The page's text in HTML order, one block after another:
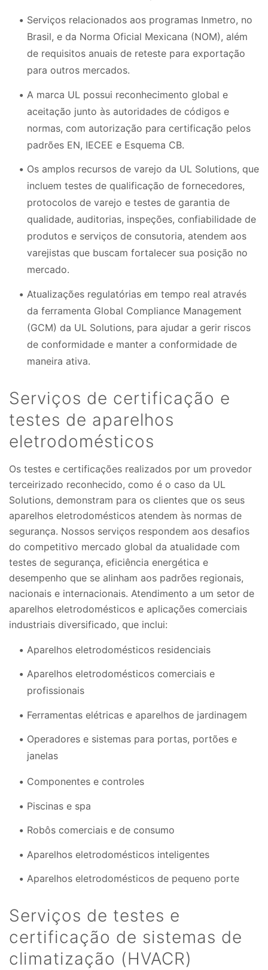
Serviços relacionados aos programas Inmetro, no
Brasil, e da Norma Oficial Mexicana (NOM), além
de requisitos anuais de reteste para exportação
para outros mercados.
A marca UL possui reconhecimento global e
aceitação junto às autoridades de códigos e
normas, com autorização para certificação pelos
padrões EN, IECEE e Esquema CB.
Os amplos recursos de varejo da UL Solutions, que
incluem testes de qualificação de fornecedores,
protocolos de varejo e testes de garantia de
qualidade, auditorias, inspeções, confiabilidade de
produtos e serviços de consutoria, atendem aos
varejistas que buscam fortalecer sua posição no
mercado.
Atualizações regulatórias em tempo real através
da ferramenta Global Compliance Management
(GCM) da UL Solutions, para ajudar a gerir riscos
de conformidade e manter a conformidade de
maneira ativa.
Serviços de certificação e
testes de aparelhos
eletrodomésticos
Os testes e certificações realizados por um provedor
terceirizado reconhecido, como é o caso da UL
Solutions, demonstram para os clientes que os seus
aparelhos eletrodomésticos atendem às normas de
segurança. Nossos serviços respondem aos desafios
do competitivo mercado global da atualidade com
testes de segurança, eficiência energética e
desempenho que se alinham aos padrões regionais,
nacionais e internacionais. Atendimento a um setor de
aparelhos eletrodomésticos e aplicações comerciais
industriais diversificado, que inclui:
Aparelhos eletrodomésticos residenciais
Aparelhos eletrodomésticos comerciais e
profissionais
Ferramentas elétricas e aparelhos de jardinagem
Operadores e sistemas para portas, portões e
janelas
Componentes e controles
Piscinas e spa
Robôs comerciais e de consumo
Aparelhos eletrodomésticos inteligentes
Aparelhos eletrodomésticos de pequeno porte
Serviços de testes e
certificação de sistemas de
climatização (HVACR)